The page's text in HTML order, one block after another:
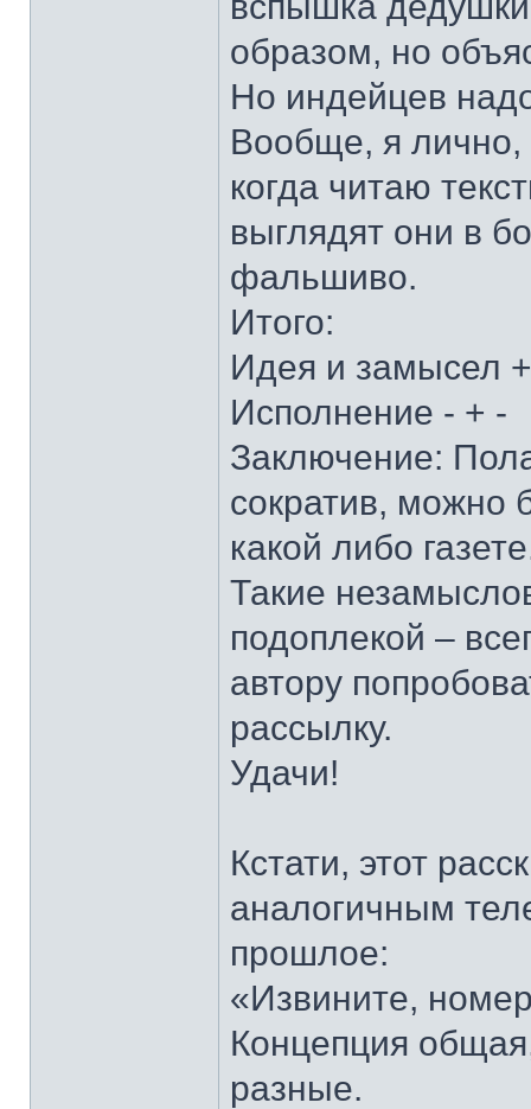
образом, но
Но индейцев
Вообще, я лично,
когда читаю
выглядят они в
фальшиво.
Итого:
Идея и замысел
Исполнение - + -
Заключение:
сократив, можно
какой либо
Такие
подоплекой –
автору
рассылку.
Удачи!
Кстати, этот
аналогичным
прошлое:
«Извините,
Концепция
разные.